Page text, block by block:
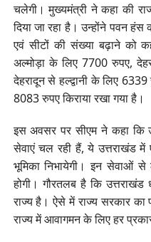
चलेगी। मुख्यमंत्री ने कहा की
दिया जा रहा है। उन्होंने पवन
एवं सीटों की संख्या बढ़ाने को
अल्मोड़ा के लिए 7700 रुपए,
देहरादून से हल्द्वानी के लिए
8083 रुपए किराया रखा गया है।
इस अवसर पर सीएम ने कहा कि
सेवाएं चल रही हैं, ये उत्तराखंड में
भूमिका निभायेगी। इन सेवाओं
होगी। गौरतलब है कि उत्तराखंड
राज्य है। ऐसे में राज्य सरकार का
राज्य में आवागमन के लिए हर